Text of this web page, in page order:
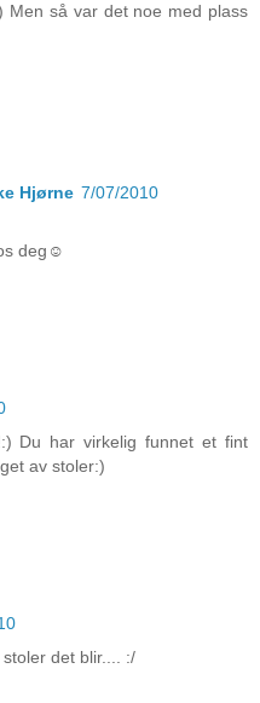
Men så var det noe med plass
Hjørne 7/07/2010
deg☺
Du har virkelig funnet et fint
av stoler:)
det blir.... :/